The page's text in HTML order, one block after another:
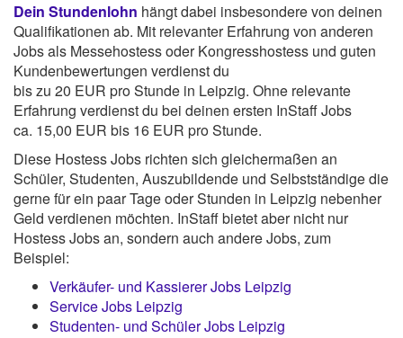
Dein Stundenlohn hängt dabei insbesondere von deinen
Qualifikationen ab. Mit relevanter Erfahrung von anderen
Jobs als Messehostess oder Kongresshostess und guten
Kundenbewertungen verdienst du
bis zu 20 EUR pro Stunde in Leipzig. Ohne relevante
Erfahrung verdienst du bei deinen ersten InStaff Jobs
ca. 15,00 EUR bis 16 EUR pro Stunde.
Diese Hostess Jobs richten sich gleichermaßen an
Schüler, Studenten, Auszubildende und Selbstständige die
gerne für ein paar Tage oder Stunden in Leipzig nebenher
Geld verdienen möchten. InStaff bietet aber nicht nur
Hostess Jobs an, sondern auch andere Jobs, zum
Beispiel:
Verkäufer- und Kassierer Jobs Leipzig
Service Jobs Leipzig
Studenten- und Schüler Jobs Leipzig